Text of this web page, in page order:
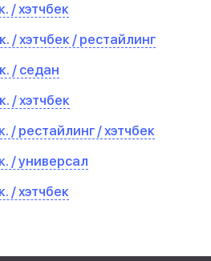
/ хэтчбек
/ хэтчбек / рестайлинг
/ седан
/ хэтчбек
/ рестайлинг / хэтчбек
/ универсал
/ хэтчбек